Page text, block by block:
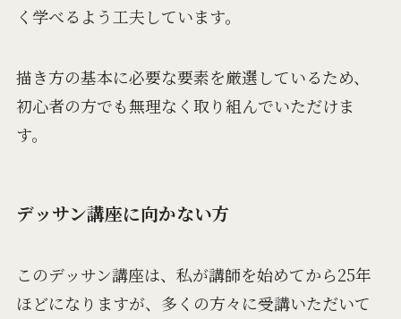
く学べるよう工夫しています。
描き方の基本に必要な要素を厳選しているため、
初心者の方でも無理なく取り組んでいただけま
す。
デッサン講座に向かない方
このデッサン講座は、私が講師を始めてから25年
ほどになりますが、多くの方々に受講いただいて